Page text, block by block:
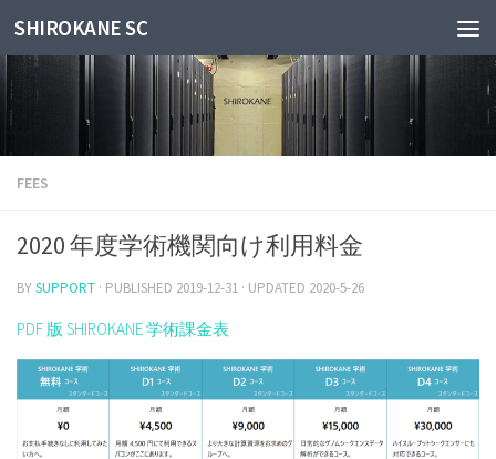
Skip to content
SHIROKANE SC
FEES
2020 年度学術機関向け利用料金
BYSUPPORT · PUBLISHED 2019-12-31 · UPDATED 2020-5-26
PDF 版 SHIROKANE 学術課金表